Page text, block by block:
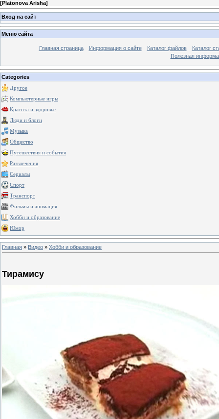
[Platonova Arisha]
Вход на сайт
Меню сайта
Главная страница Информация о сайте Каталог файлов
Каталог
Полезная
Categories
Другое
Компьютерные игры
Красота и здоровье
Люди и блоги
Музыка
Общество
Путешествия и события
Развлечения
Сериалы
Спорт
Транспорт
Фильмы и анимация
Хобби и образование
Юмор
Главная » Видео » Хобби и образование
Тирамису